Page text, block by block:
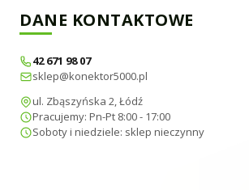
DANE KONTAKTOWE
42 671 98 07
sklep@konektor5000.pl
ul. Zbąszyńska 2, Łódź
Pracujemy: Pn-Pt 8:00 - 17:00
Soboty i niedziele: sklep nieczynny